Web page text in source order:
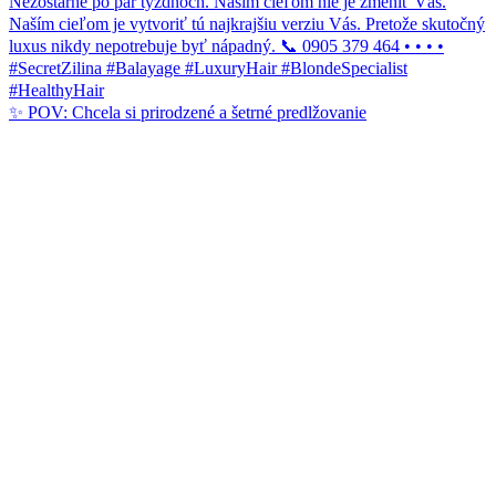
✨ POV: Chcela si prirodzené a šetrné predlžovanie